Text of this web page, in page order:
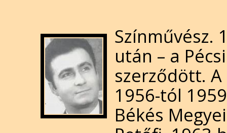
Színművész.
után – a
szerződött.
1956-tól
Békés